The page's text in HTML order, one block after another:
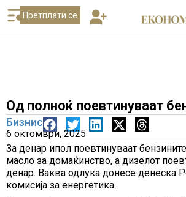
Претплати се
Од полноќ поевтинуваат
Бизнис
6 октомври, 2025
За денар ипол поевтинуваат
масло за домаќинство, а дизелот
денар. Ваква одлука донесе денеска
комисија за енергетика.